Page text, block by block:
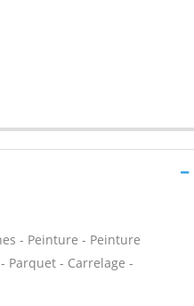
- Peinture - Peinture
Parquet - Carrelage -